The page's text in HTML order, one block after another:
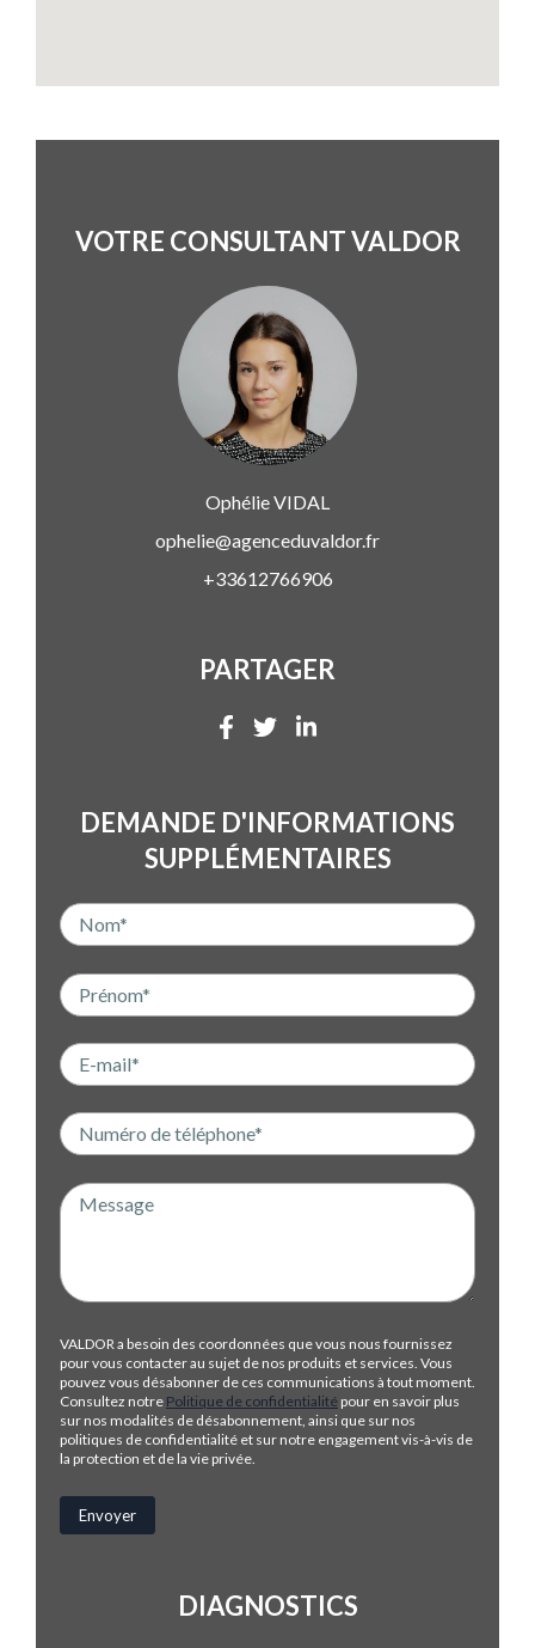
VOTRE CONSULTANT VALDOR
OphélieVIDAL
ophelie@agenceduvaldor.fr
+33612766906
PARTAGER
DEMANDE D'INFORMATIONS
SUPPLÉMENTAIRES
VALDOR a besoin des coordonnées que vous nous fournissez
pour vous contacter au sujet de nos produits et services. Vous
pouvez vous désabonner de ces communications à tout moment.
Consultez notre Politique de confidentialité pour en savoir plus
sur nos modalités de désabonnement, ainsi que sur nos
politiques de confidentialité et sur notre engagement vis-à-vis de
la protection et de la vie privée.
DIAGNOSTICS